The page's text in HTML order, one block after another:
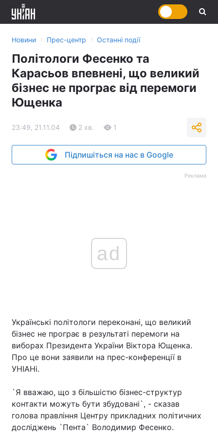
Новини › Прес-центр › Останні події
Політологи Фесенко та
Карасьов впевнені, що великий
бізнес не програє від перемоги
Ющенка
23:49, 21.11.04 2 хв. 1
Підпишіться на нас в Google
Реклама
ad
Українські політологи переконані, що великий
бізнес не програє в результаті перемоги на
виборах Президента України Віктора Ющенка.
Про це вони заявили на прес-конференції в
УНІАНі.
`Я вважаю, що з більшістю бізнес-структур
контакти можуть бути збудовані`, - сказав
голова правління Центру прикладних політичних
досліджень `Пента` Володимир Фесенко.